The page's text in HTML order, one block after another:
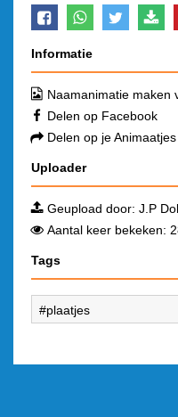
Informatie
Naamanimatie maken
Delen op Facebook
Delen op je
Uploader
Geupload door: J.P
Aantal keer bekeken:
Tags
plaatjes